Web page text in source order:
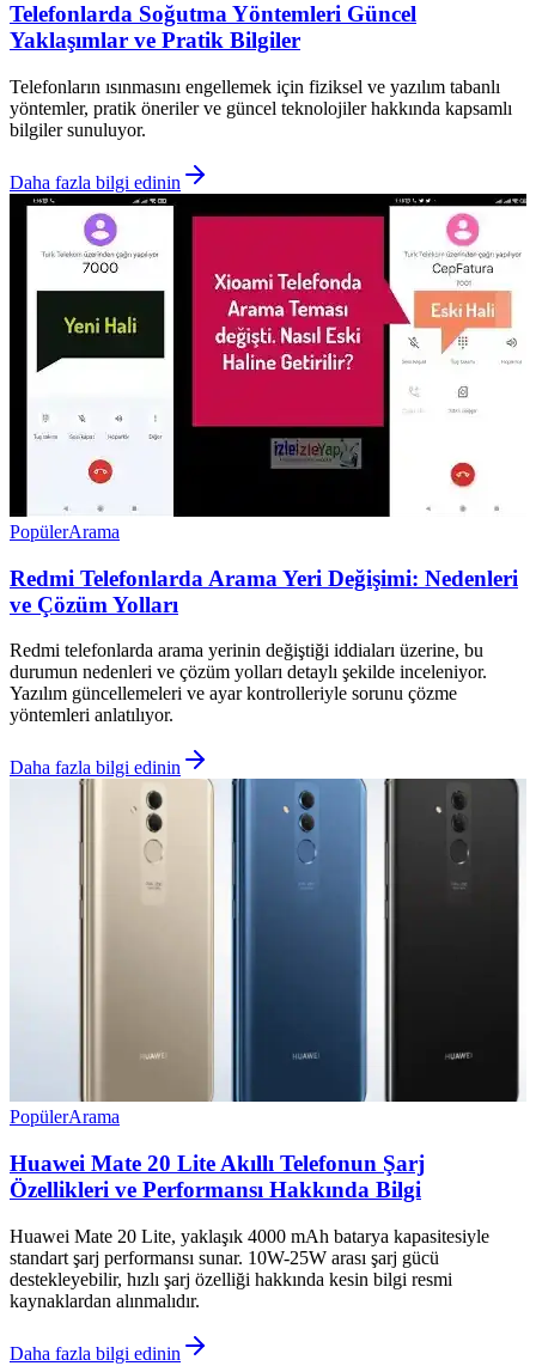
Telefonlarda Soğutma Yöntemleri Güncel
Yaklaşımlar ve Pratik Bilgiler
Telefonların ısınmasını engellemek için fiziksel ve yazılım tabanlı
yöntemler, pratik öneriler ve güncel teknolojiler hakkında kapsamlı
bilgiler sunuluyor.
Daha fazla bilgi edinin
PopülerArama
Redmi Telefonlarda Arama Yeri Değişimi: Nedenleri
ve Çözüm Yolları
Redmi telefonlarda arama yerinin değiştiği iddiaları üzerine, bu
durumun nedenleri ve çözüm yolları detaylı şekilde inceleniyor.
Yazılım güncellemeleri ve ayar kontrolleriyle sorunu çözme
yöntemleri anlatılıyor.
Daha fazla bilgi edinin
PopülerArama
Huawei Mate 20 Lite Akıllı Telefonun Şarj
Özellikleri ve Performansı Hakkında Bilgi
Huawei Mate 20 Lite, yaklaşık 4000 mAh batarya kapasitesiyle
standart şarj performansı sunar. 10W-25W arası şarj gücü
destekleyebilir, hızlı şarj özelliği hakkında kesin bilgi resmi
kaynaklardan alınmalıdır.
Daha fazla bilgi edinin